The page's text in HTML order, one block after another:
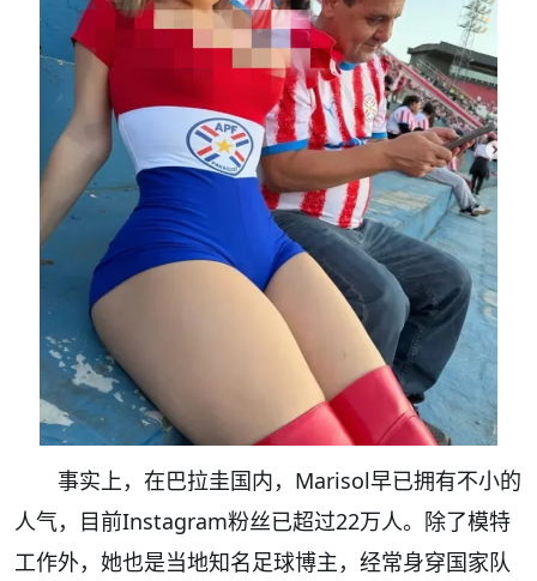
事实上，在巴拉圭国内，Marisol早已拥有不小的
人气，目前Instagram粉丝已超过22万人。除了模特
工作外，她也是当地知名足球博主，经常身穿国家队